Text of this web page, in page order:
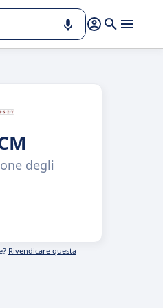
degli
Rivendicare questa